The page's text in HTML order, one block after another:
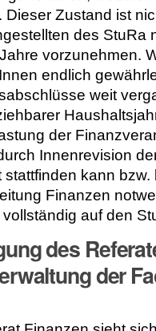
Dieser Zustand ist
des StuRa
vorzunehmen.
endlich
weit
der
Innenrevision
stattfinden kann
Finanzen
auf den
des
der